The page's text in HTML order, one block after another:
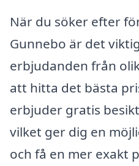
När du söker efter
Gunnebo är det
erbjudanden från
att hitta det bästa
erbjuder gratis
vilket ger dig en
och få en mer exakt